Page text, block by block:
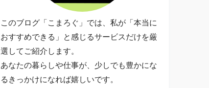
このブログ「こまろぐ」では、私が「本当に
おすすめできる」と感じるサービスだけを厳
選してご紹介します。
あなたの暮らしや仕事が、少しでも豊かにな
るきっかけになれば嬉しいです。